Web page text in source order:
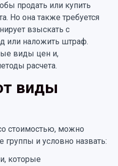
продать или купить
Но она также требуется
взыскать с
или наложить штраф.
виды цен и,
расчета.
виды
стоимостью, можно
и условно назвать:
которые